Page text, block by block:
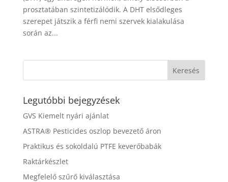
prosztatában szintetizálódik. A DHT elsődleges
szerepet játszik a férfi nemi szervek kialakulása
során az...
Legutóbbi bejegyzések
GVS Kiemelt nyári ajánlat
ASTRA® Pesticides oszlop bevezető áron
Praktikus és sokoldalú PTFE keverőbabák
Raktárkészlet
Megfelelő szűrő kiválasztása